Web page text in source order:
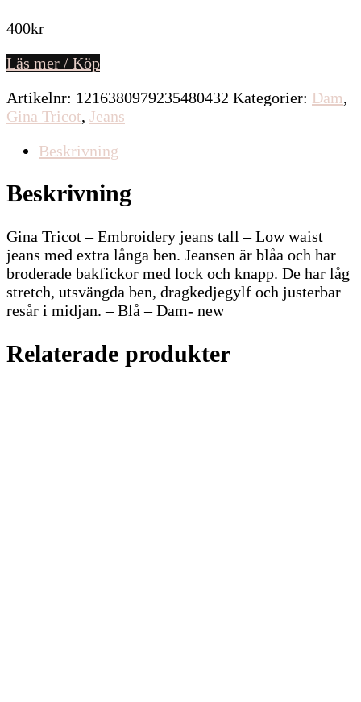
400kr
Läs mer / Köp
Artikelnr: 1216380979235480432 Kategorier: Dam,
Gina Tricot, Jeans
Beskrivning
Beskrivning
Gina Tricot – Embroidery jeans tall – Low waist
jeans med extra långa ben. Jeansen är blåa och har
broderade bakfickor med lock och knapp. De har låg
stretch, utsvängda ben, dragkedjegylf och justerbar
resår i midjan. – Blå – Dam- new
Relaterade produkter